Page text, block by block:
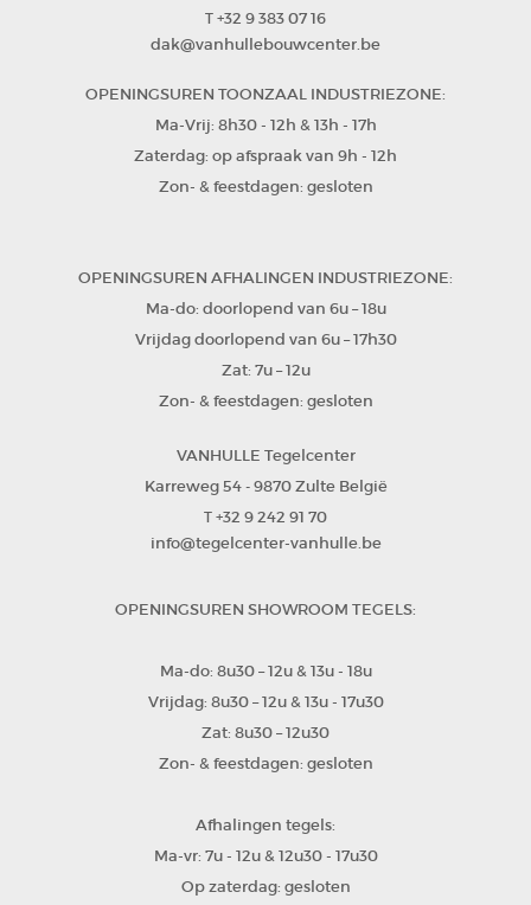
T +32 9 383 07 16
dak@vanhullebouwcenter.be
OPENINGSUREN TOONZAAL INDUSTRIEZONE:
Ma-Vrij: 8h30 - 12h & 13h - 17h
Zaterdag: op afspraak van 9h - 12h
Zon- & feestdagen: gesloten
OPENINGSUREN AFHALINGEN INDUSTRIEZONE:
Ma-do: doorlopend van 6u – 18u
Vrijdag doorlopend van 6u – 17h30
Zat: 7u – 12u
Zon- & feestdagen: gesloten
VANHULLE Tegelcenter
Karreweg 54- 9870 Zulte België
T +32 9 242 91 70
info@tegelcenter-vanhulle.be
OPENINGSUREN SHOWROOM TEGELS:
Ma-do: 8u30 – 12u & 13u - 18u
Vrijdag: 8u30 – 12u & 13u - 17u30
Zat: 8u30 – 12u30
Zon- & feestdagen: gesloten
Afhalingen tegels:
Ma-vr: 7u - 12u & 12u30 - 17u30
Op zaterdag: gesloten